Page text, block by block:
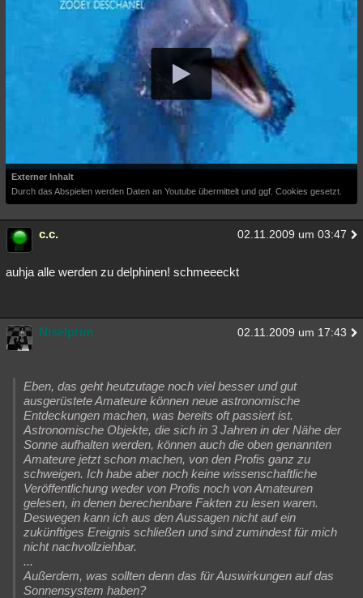
Externer Inhalt
Durch das Abspielen werden Daten an Youtube übermittelt und ggf. Cookies gesetzt.
c.c. 02.11.2009 um 03:47
auhja alle werden zu delphinen! schmeeeckt
Niselprim 02.11.2009 um 17:43
Eben, das geht heutzutage noch viel besser und gut
ausgerüstete Amateure können neue astronomische
Entdeckungen machen, was bereits oft passiert ist.
Astronomische Objekte, die sich in 3 Jahren in der Nähe der
Sonne aufhalten werden, können auch die oben genannten
Amateure jetzt schon machen, von den Profis ganz zu
schweigen. Ich habe aber noch keine wissenschaftliche
Veröffentlichung weder von Profis noch von Amateuren
gelesen, in denen berechenbare Fakten zu lesen waren.
Deswegen kann ich aus den Aussagen nicht auf ein
zukünftiges Ereignis schließen und sind zumindest für mich
nicht nachvollziehbar.
...
Außerdem, was sollten denn das für Auswirkungen auf das
Sonnensystem haben?